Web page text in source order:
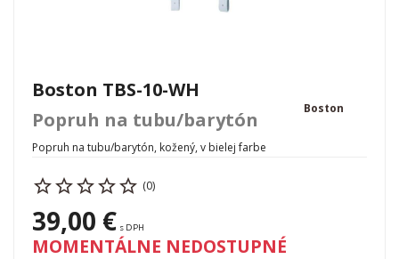
Boston TBS-10-WH
Popruh na tubu/barytón
Boston
Popruh na tubu/barytón, kožený, v bielej farbe
(0)
39,00 € s DPH
MOMENTÁLNE NEDOSTUPNÉ